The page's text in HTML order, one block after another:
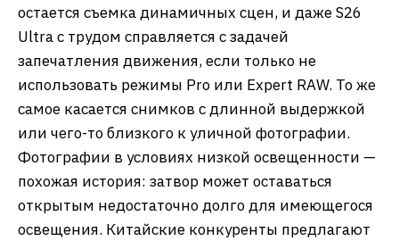
остается съемка динамичных сцен, и даже S26
Ultra с трудом справляется с задачей
запечатления движения, если только не
использовать режимы Pro или Expert RAW. То же
самое касается снимков с длинной выдержкой
или чего-то близкого к уличной фотографии.
Фотографии в условиях низкой освещенности —
похожая история: затвор может оставаться
открытым недостаточно долго для имеющегося
освещения. Китайские конкуренты предлагают